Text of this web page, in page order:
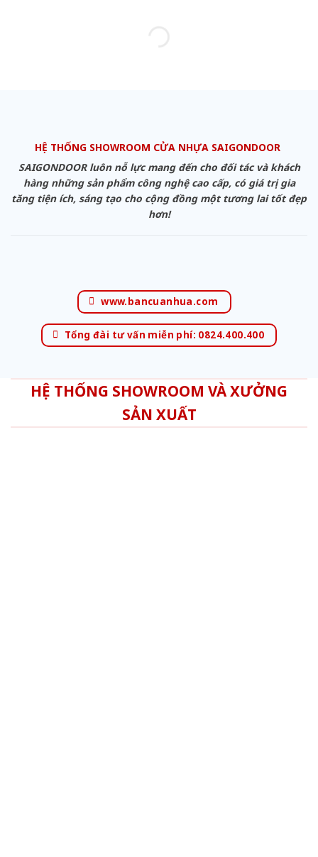
HỆ THỐNG SHOWROOM CỬA NHỰA SAIGONDOOR
SAIGONDOOR luôn nỗ lực mang đến cho đối tác và khách
hàng những sản phẩm công nghệ cao cấp, có giá trị gia
tăng tiện ích, sáng tạo cho cộng đồng một tương lai tốt đẹp
hơn!
www.bancuanhua.com
Tổng đài tư vấn miễn phí: 0824.400.400
HỆ THỐNG SHOWROOM VÀ XƯỞNG
SẢN XUẤT